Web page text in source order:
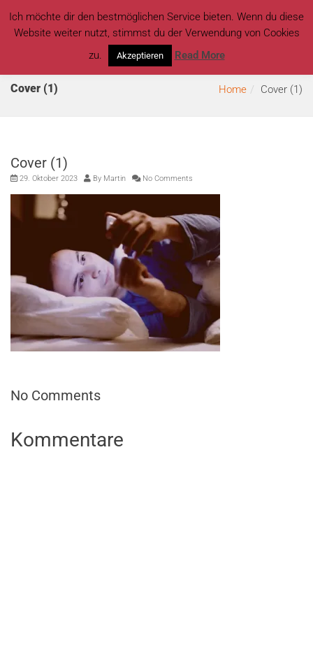
Cover (1) Home Cover (1)
Cover (1)
29. Oktober 2023 By Martin No Comments
No Comments
Kommentare
Ich möchte dir den bestmöglichen Service bieten. Wenn du diese
Website weiter nutzt, stimmst du der Verwendung von Cookies
zu.
Akzeptieren Read More